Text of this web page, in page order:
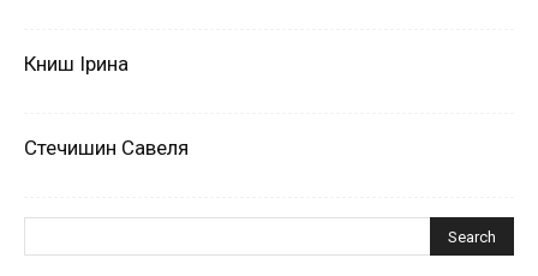
Книш Ірина
Стечишин Савеля